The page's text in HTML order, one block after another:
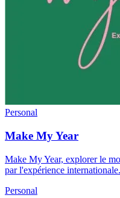
Personal
Make My Year
Make My Year, explorer le
par l'expérience internationale.
Personal